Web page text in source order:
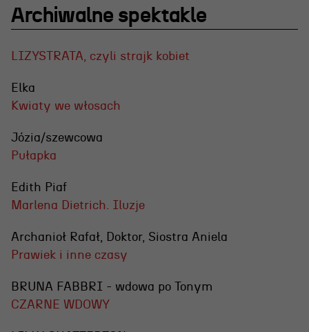
Archiwalne spektakle
LIZYSTRATA, czyli strajk kobiet
Elka
Kwiaty we włosach
Józia/szewcowa
Pułapka
Edith Piaf
Marlena Dietrich. Iluzje
Archanioł Rafał, Doktor, Siostra Aniela
Prawiek i inne czasy
BRUNA FABBRI - wdowa po Tonym
CZARNE WDOWY